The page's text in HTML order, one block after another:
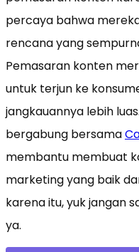
percaya bahwa
rencana yang
Pemasaran konten
untuk terjun ke
jangkauannya lebih
bergabung bersama
membantu membuat
marketing yang baik
karena itu, yuk jangan
ya.